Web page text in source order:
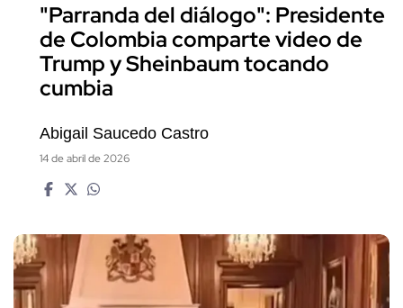
"Parranda del diálogo": Presidente
de Colombia comparte video de
Trump y Sheinbaum tocando
cumbia
Abigail Saucedo Castro
14 de abril de 2026